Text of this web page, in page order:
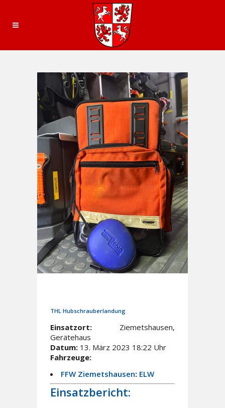
THL Hubschrauberlandung
Einsatzort: Ziemetshausen,
Gerätehaus
Datum: 13. März 2023 18:22 Uhr
Fahrzeuge:
FFW Ziemetshausen: ELW
Einsatzbericht: